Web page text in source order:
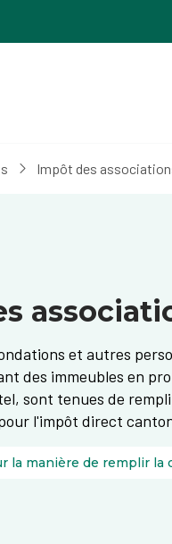
Impôt des
et autres
des immeubles en
sont tenues de
l'impôt direct